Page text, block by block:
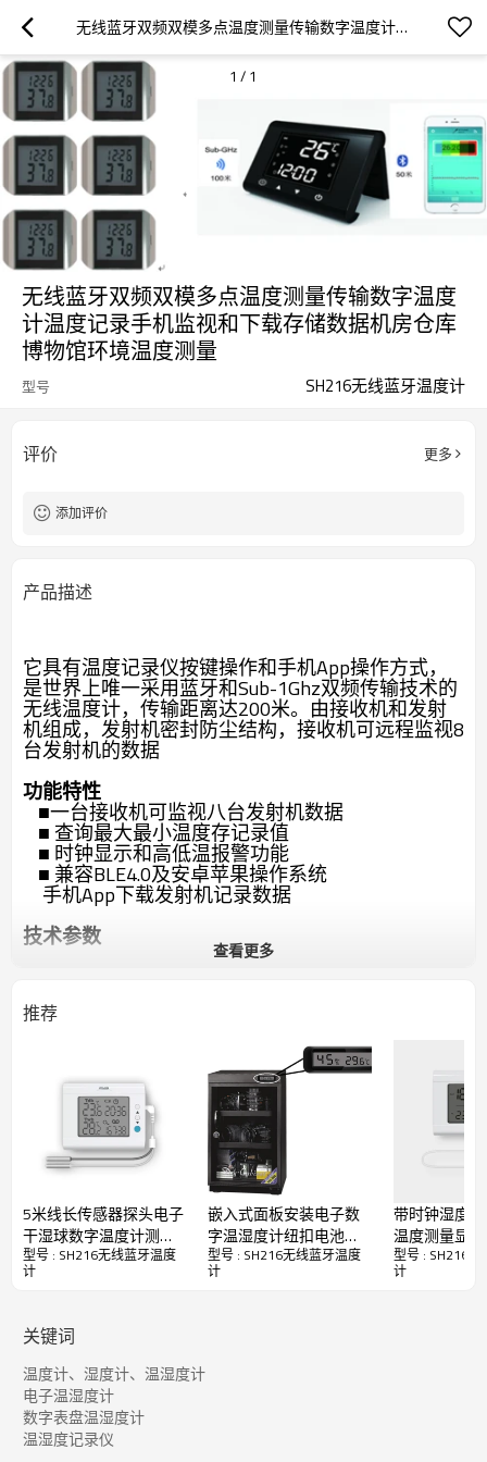
无线蓝牙双频双模多点温度测量传输数字温度计温度记录手机监视和下载存储数据机房仓库博物馆环境温度测量
1 / 1
无线蓝牙双频双模多点温度测量传输数字温度
计温度记录手机监视和下载存储数据机房仓库
博物馆环境温度测量
型号 SH216无线蓝牙温度计
评价 更多
添加评价
产品描述
它具有温度记录仪按键操作和手机App操作方式，
是世界上唯一采用蓝牙和Sub-1Ghz双频传输技术的
无线温度计，传输距离达200米。由接收机和发射
机组成，发射机密封防尘结构，接收机可远程监视8
台发射机的数据
功能特性
■一台接收机可监视八台发射机数据
■ 查询最大最小温度存记录值
■ 时钟显示和高低温报警功能
■ 兼容BLE4.0及安卓苹果操作系统
手机App下载发射机记录数据
技术参数
温度量程：-40℃～85℃
●
● 无线射频：433Mhz&2.4Ghz
发射机温度记录容量：12000B
应用领域
◆监测餐厅药房、生产车间、博物馆、档案馆、
机房实验室、农业种植、仓储建筑物的环境温湿度
▲ 吸塑：120x90mm， 净重32g
▲外箱：360x260x270mm,300pcs/CTN
▲毛重：10.5kg
查看更多
推荐
5米线长传感器探头电子
干湿球数字温度计测量
和记录烟叶烘房农业烘
焙种植环境温度时间计
型号 : SH216无线蓝牙温度
计
嵌入式面板安装电子数
字温湿度计纽扣电池供
电酒柜雪茄盒机电设备
使用
型号 : SH216无线蓝牙温度
计
带时钟湿度
温度测量显
台式温度计
温度传感器
型号 : SH216无
计
关键词
温度计、湿度计、温湿度计
电子温湿度计
数字表盘温湿度计
温湿度记录仪